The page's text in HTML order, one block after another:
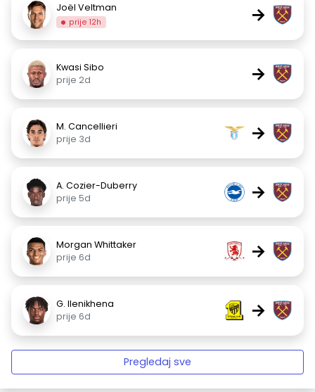
Joël Veltman
prije 12h →
Kwasi Sibo
prije 2d
→
M. Cancellieri
prije 3d
→
A. Cozier-Duberry
prije 5d
→
Morgan Whittaker
prije 6d
→
G. Ilenikhena
prije 6d
→
Pregledaj sve